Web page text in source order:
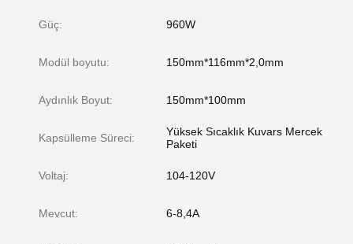
Güç: 960W
Modül boyutu: 150mm*116mm*2,0mm
Aydınlık Boyut: 150mm*100mm
Kapsülleme Süreci:
Yüksek Sıcaklık Kuvars Mercek
Paketi
Voltaj: 104-120V
Mevcut: 6-8,4A